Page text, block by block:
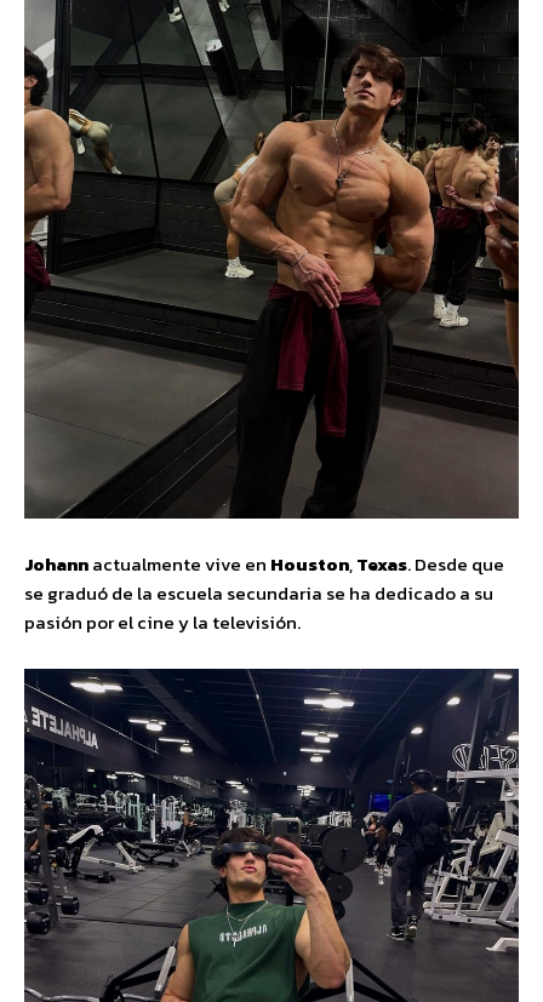
Johannactualmente vive en Houston,Texas. Desde que
se graduó de la escuela secundaria se ha dedicado a su
pasión por el cine y la televisión.